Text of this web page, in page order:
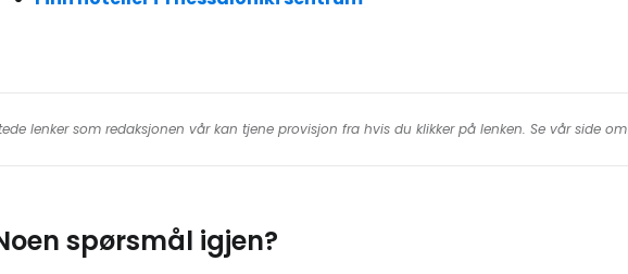
lenker som redaksjonen vår kan tjene provisjon fra hvis du klikker på lenken. Se vår side om
spørsmål igjen?